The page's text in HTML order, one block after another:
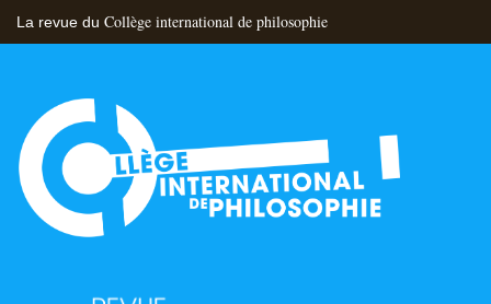
La revue du Collège international de philosophie